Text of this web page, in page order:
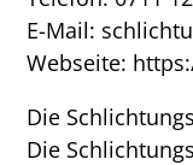
E-Mail:
Webseite:
Die
Die